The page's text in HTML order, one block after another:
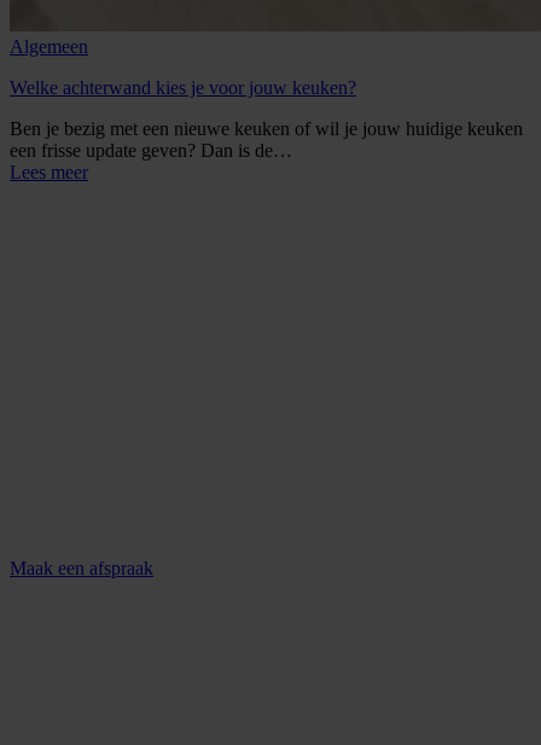
Algemeen
Welke achterwand kies je voor jouw keuken?
Ben je bezig met een nieuwe keuken of wil je jouw huidige keuken
een frisse update geven? Dan is de…
Lees meer
Maak een afspraak